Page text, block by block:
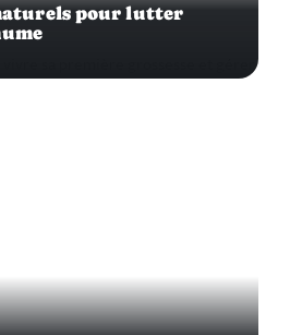
pour lutter